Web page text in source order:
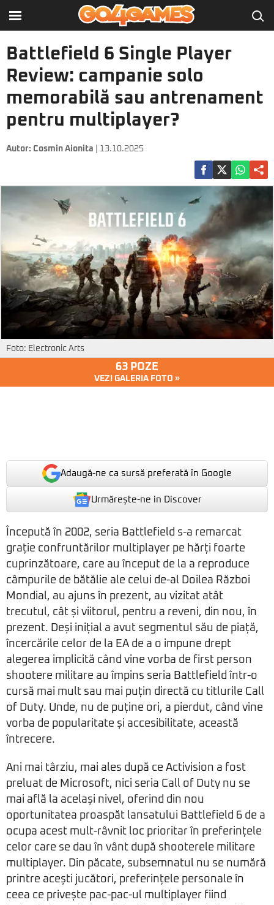
Battlefield 6 Single Player
Review: campanie solo
memorabilă sau antrenament
pentru multiplayer?
Autor: Cosmin Aionita | 13.10.2025
Foto: Electronic Arts
63 POZE
VEZI GALERIA FOTO »
Adaugă-ne ca sursă preferată în Google
Urmărește-ne in Discover
Începută în 2002, seria Battlefield s-a remarcat
grație confruntărilor multiplayer pe hărți foarte
cuprinzătoare, care au început de la a reproduce
câmpurile de bătălie ale celui de-al Doilea Război
Mondial, au ajuns în prezent, au vizitat atât
trecutul, cât și viitorul, pentru a reveni, din nou, în
prezent. Deși inițial a avut segmentul său de piață,
încercările celor de la EA de a o impune drept
alegerea implicită când vine vorba de first person
shootere militare au împins seria Battlefield într-o
cursă mai mult sau mai puțin directă cu titlurile Call
of Duty. Unde, nu de puține ori, a pierdut, când vine
vorba de popularitate și accesibilitate, această
întrecere.
Ani mai târziu, mai ales după ce Activision a fost
preluat de Microsoft, nici seria Call of Duty nu se
mai află la același nivel, oferind din nou
oportunitatea proaspăt lansatului Battlefield 6 de a
ocupa acest mult-râvnit loc prioritar în preferințele
celor care se dau în vânt după shooterele militare
multiplayer. Din păcate, subsemnatul nu se numără
printre acești jucători, preferințele personale în
ceea ce privește pac-pac-ul multiplayer fiind